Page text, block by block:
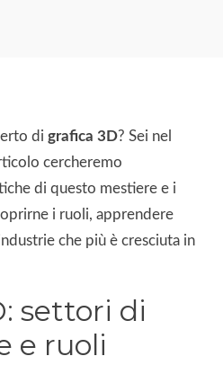
di grafica 3D? Sei nel
cercheremo
di questo mestiere e i
i ruoli, apprendere
che più è cresciuta in
settori di
e ruoli